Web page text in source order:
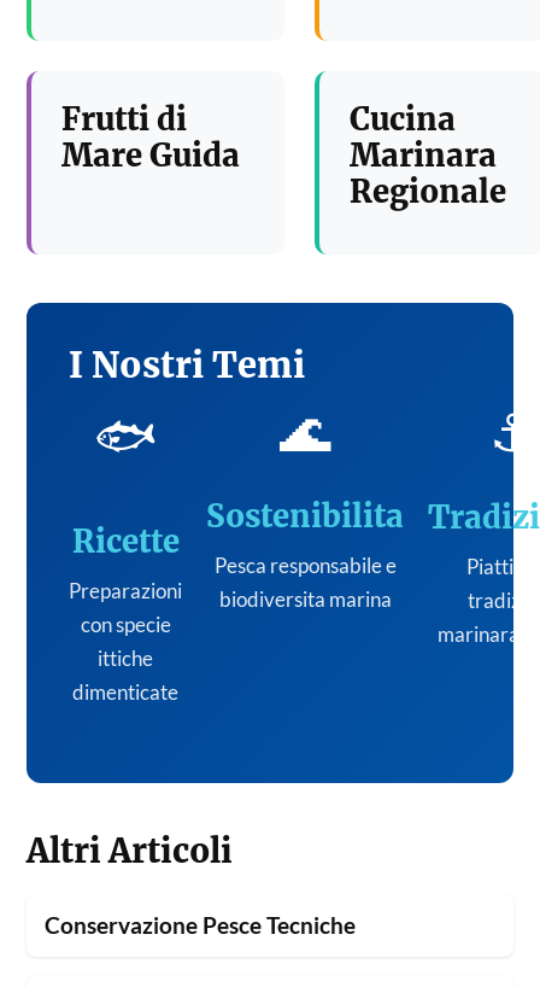
Frutti di
Mare Guida
Cucina
Marinara
Regionale
I Nostri Temi
🐟
Ricette
Preparazioni
con specie
ittiche
dimenticate
🌊
Sostenibilita
Pesca responsabile e
biodiversita marina
⚓
Piatti
marinara
Altri Articoli
Conservazione Pesce Tecniche